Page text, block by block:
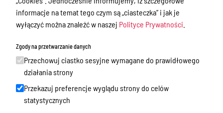
Dyżury Aptek w Powiecie Ostródzkim
Nieodpłatna Pomoc Prawna
Akty Prawne
Rejestry, ewidencje i archiwa
Budżet
Organizacja działania samorządu
powiatowego
informacje na temat tego czym są „ciasteczka” i jak je
wyłączyć można znaleźć w naszej Polityce Prywatności
Zgody na przetwarzanie danych
Przechowuj ciastko sesyjne wymagane do prawidłowego
działania strony
Przekazuj preferencje wyglądu strony do celów
statystycznych